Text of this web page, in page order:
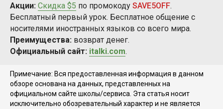
Акции: Скидка $5 по промокоду SAVE5OFF.
Бесплатный первый урок. Бесплатное общение с
носителями иностранных языков со всего мира.
Преимущества: возврат денег.
Официальный сайт: italki.com.
Примечание: Вся предоставленная информация в данном
обзоре основана на данных, представленных на
официальном сайте школы/сервиса. Эта статья носит
исключительно обозревательный характер и не является